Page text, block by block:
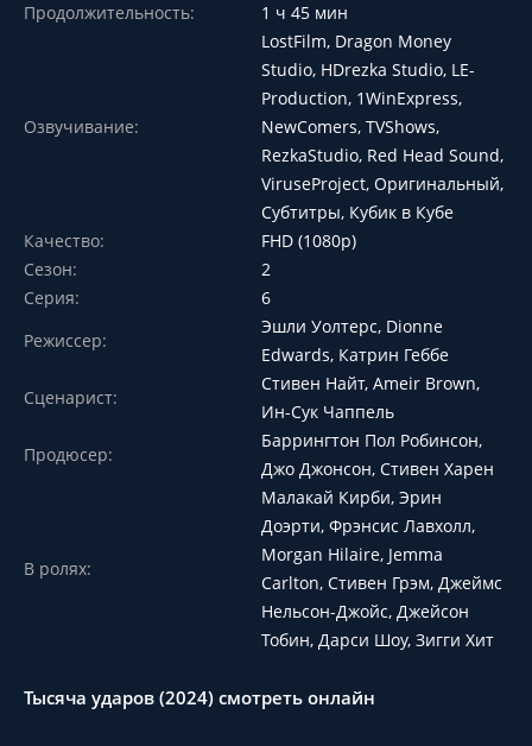
Продолжительность:
1 ч 45 мин
Озвучивание:
LostFilm, Dragon Money
Studio, HDrezka Studio, LE-
Production, 1WinExpress,
NewComers, TVShows,
RezkaStudio, Red Head Sound,
ViruseProject, Оригинальный,
Субтитры, Кубик в Кубе
Качество:
FHD (1080p)
Сезон:
2
Серия:
6
Режиссер:
Эшли Уолтерс, Dionne
Edwards, Катрин Геббе
Сценарист:
Стивен Найт, Ameir Brown,
Ин-Сук Чаппель
Продюсер:
Баррингтон Пол Робинсон,
Джо Джонсон, Стивен Харен
В ролях:
Малакай Кирби, Эрин
Доэрти, Фрэнсис Лавхолл,
Morgan Hilaire, Jemma
Carlton, Стивен Грэм, Джеймс
Нельсон-Джойс, Джейсон
Тобин, Дарси Шоу, Зигги Хит
Тысяча ударов (2024) смотреть онлайн